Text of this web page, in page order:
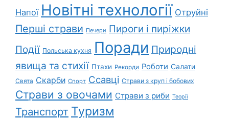
Напої Новітні технології Отруйні
Перші страви Печери Пироги і пиріжки
Події Польська кухня Поради Природні
явища та стихії Птахи Рекорди Роботи Салати
Свята Скарби Спорт Ссавці Страви з круп і бобових
Страви з овочами Страви з риби Теорії
Транспорт Туризм